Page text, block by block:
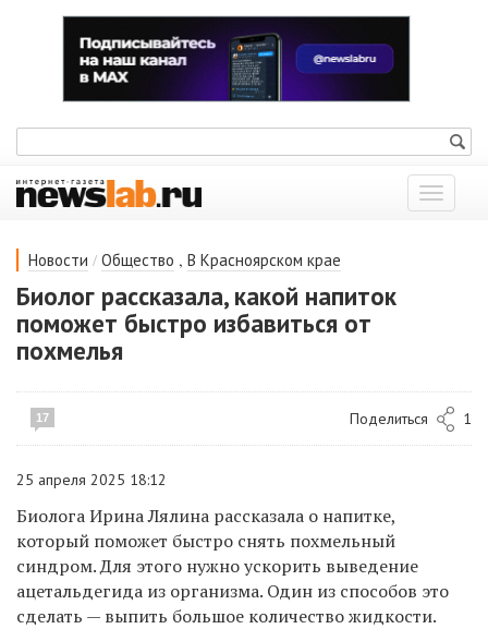
Показать
меню
Новости / Общество , В Красноярском крае
Биолог рассказала, какой напиток
поможет быстро избавиться от
похмелья
17 Поделиться 1
25 апреля 2025 18:12
Биолога Ирина Лялина рассказала о напитке,
который поможет быстро снять похмельный
синдром. Для этого нужно ускорить выведение
ацетальдегида из организма. Один из способов это
сделать — выпить большое количество жидкости.